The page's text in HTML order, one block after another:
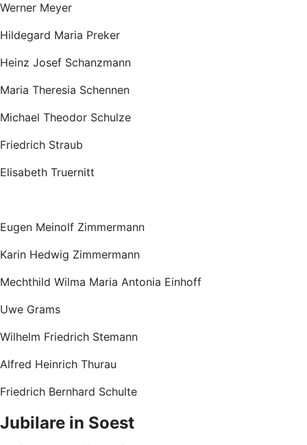
Werner Meyer
Hildegard Maria Preker
Heinz Josef Schanzmann
Maria Theresia Schennen
Michael Theodor Schulze
Friedrich Straub
Elisabeth Truernitt
Eugen Meinolf Zimmermann
Karin Hedwig Zimmermann
Mechthild Wilma Maria Antonia Einhoff
Uwe Grams
Wilhelm Friedrich Stemann
Alfred Heinrich Thurau
Friedrich Bernhard Schulte
Jubilare in Soest